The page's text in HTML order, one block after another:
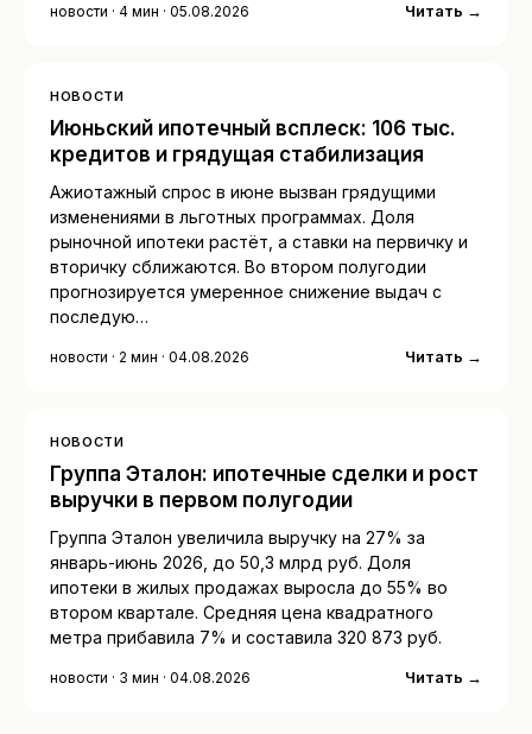
новости · 4 мин · 05.08.2026 Читать →
НОВОСТИ
Июньский ипотечный всплеск: 106 тыс.
кредитов и грядущая стабилизация
Ажиотажный спрос в июне вызван грядущими
изменениями в льготных программах. Доля
рыночной ипотеки растёт, а ставки на первичку и
вторичку сближаются. Во втором полугодии
прогнозируется умеренное снижение выдач с
последую…
новости · 2 мин · 04.08.2026 Читать →
НОВОСТИ
Группа Эталон: ипотечные сделки и рост
выручки в первом полугодии
Группа Эталон увеличила выручку на 27% за
январь-июнь 2026, до 50,3 млрд руб. Доля
ипотеки в жилых продажах выросла до 55% во
втором квартале. Средняя цена квадратного
метра прибавила 7% и составила 320 873 руб.
новости · 3 мин · 04.08.2026 Читать →